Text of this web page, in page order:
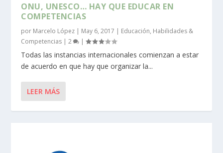
ONU, UNESCO… HAY QUE EDUCAR EN
COMPETENCIAS
por Marcelo López | May 6, 2017 | Educación, Habilidades &
Competencias |2 |
Todas las instancias internacionales comienzan a estar
de acuerdo en que hay que organizar la...
LEER MÁS